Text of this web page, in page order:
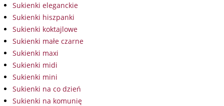
Sukienki eleganckie
Sukienki hiszpanki
Sukienki koktajlowe
Sukienki małe czarne
Sukienki maxi
Sukienki midi
Sukienki mini
Sukienki na co dzień
Sukienki na komunię